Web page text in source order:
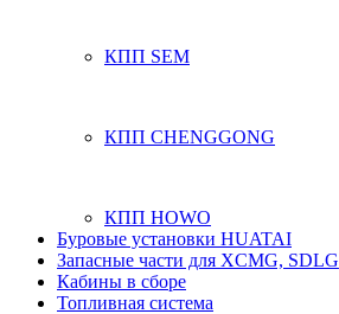
КПП SEM
КПП CHENGGONG
КПП HOWO
Буровые установки HUATAI
Запасные части для XCMG, SDLG
Кабины в сборе
Топливная система